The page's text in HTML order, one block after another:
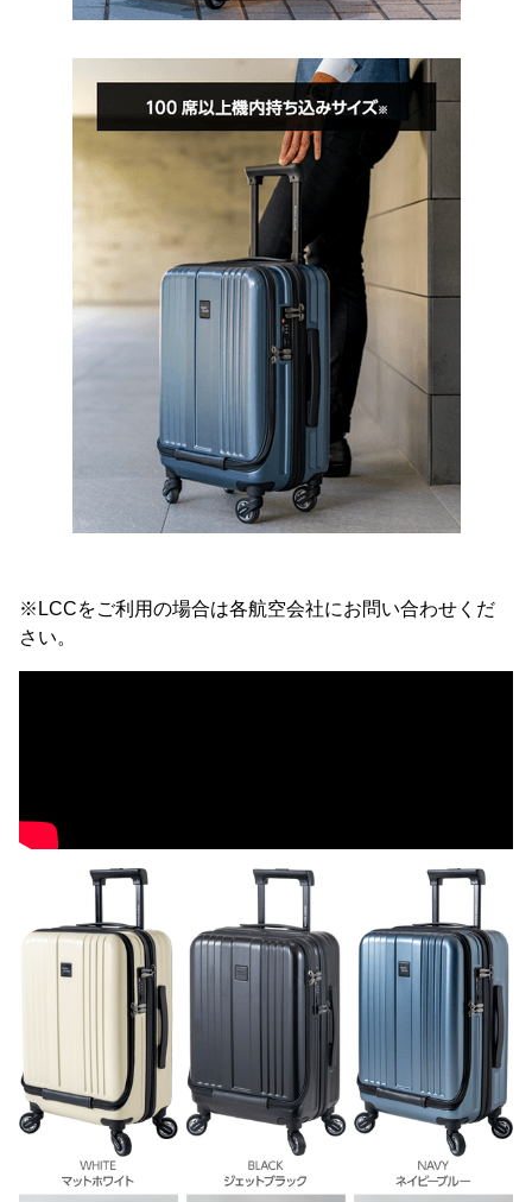
※LCCをご利用の場合は各航空会社にお問い合わせくだ
さい。